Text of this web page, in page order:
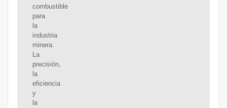
combustible
para
la
industria
minera.
La
precisión,
la
eficiencia
y
la